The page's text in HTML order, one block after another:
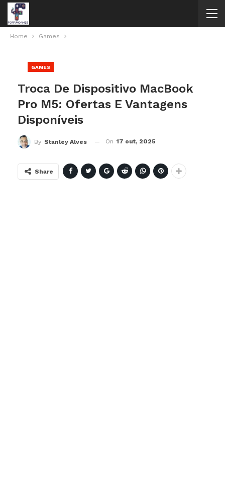
Home Games
GAMES
Troca De Dispositivo MacBook
Pro M5: Ofertas E Vantagens
Disponíveis
By Stanley Alves On 17 out, 2025
Share